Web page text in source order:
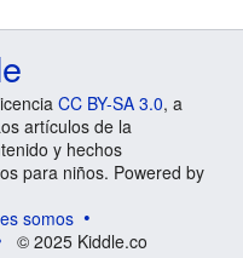
CC BY-SA 3.0, a
artículos de la
y hechos
para niños. Powered by
somos
© 2025 Kiddle.co